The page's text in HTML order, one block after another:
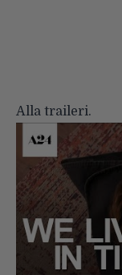
Alla traileri.